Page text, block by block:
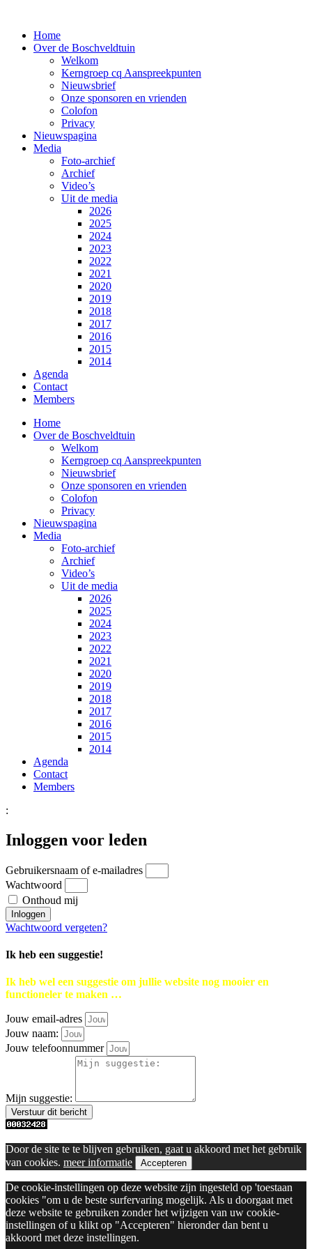
Home
Over de Boschveldtuin
Welkom
Kerngroep cq Aanspreekpunten
Nieuwsbrief
Onze sponsoren en vrienden
Colofon
Privacy
Nieuwspagina
Media
Foto-archief
Archief
Video’s
Uit de media
2026
2025
2024
2023
2022
2021
2020
2019
2018
2017
2016
2015
2014
Agenda
Contact
Members
Home
Over de Boschveldtuin
Welkom
Kerngroep cq Aanspreekpunten
Nieuwsbrief
Onze sponsoren en vrienden
Colofon
Privacy
Nieuwspagina
Media
Foto-archief
Archief
Video’s
Uit de media
2026
2025
2024
2023
2022
2021
2020
2019
2018
2017
2016
2015
2014
Agenda
Contact
Members
:
Inloggen voor leden
Gebruikersnaam of e-mailadres
Wachtwoord
Onthoud mij
Inloggen
Wachtwoord vergeten?
Ik heb een suggestie!
Ik heb wel een suggestie om jullie website nog mooier en
functioneler te maken …
Jouw email-adres
Jouw naam:
Jouw telefoonnummer
Mijn suggestie:
Verstuur dit bericht
Door de site te te blijven gebruiken, gaat u akkoord met het gebruik
van cookies. meer informatie Accepteren
De cookie-instellingen op deze website zijn ingesteld op 'toestaan
cookies "om u de beste surfervaring mogelijk. Als u doorgaat met
deze website te gebruiken zonder het wijzigen van uw cookie-
instellingen of u klikt op "Accepteren" hieronder dan bent u
akkoord met deze instellingen.